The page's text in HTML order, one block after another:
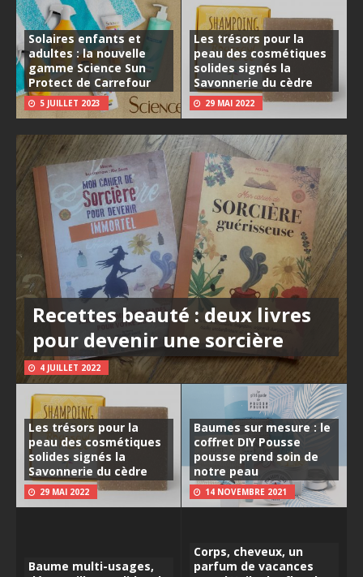
Solaires enfants et
adultes : la nouvelle
gamme Science Sun
Protect de Carrefour
5 JUILLET 2023
Les trésors pour la
peau des cosmétiques
solides signés la
Savonnerie du cèdre
29 MAI 2022
Recettes beauté : deux livres
pour devenir une sorcière
4 JUILLET 2022
Les trésors pour la
peau des cosmétiques
solides signés la
Savonnerie du cèdre
29 MAI 2022
Baumes sur mesure : le
coffret DIY Pousse
pousse prend soin de
notre peau
14 NOVEMBRE 2021
Baume multi-usages,
Corps, cheveux, un
parfum de vacances